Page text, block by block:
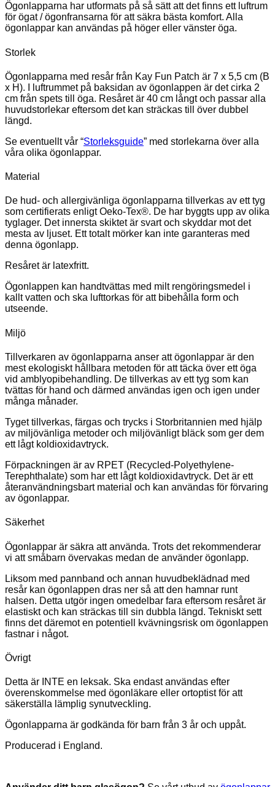
Ögonlapparna har utformats på så sätt att det finns ett luftrum
för ögat / ögonfransarna för att säkra bästa komfort. Alla
ögonlappar kan användas på höger eller vänster öga.
Storlek
Ögonlapparna med resår från Kay Fun Patch är 7 x 5,5 cm (B
x H). I luftrummet på baksidan av ögonlappen är det cirka 2
cm från spets till öga. Resåret är 40 cm långt och passar alla
huvudstorlekar eftersom det kan sträckas till över dubbel
längd.
Se eventuellt vår “Storleksguide” med storlekarna över alla
våra olika ögonlappar.
Material
De hud- och allergivänliga ögonlapparna tillverkas av ett tyg
som certifierats enligt Oeko-Tex®. De har byggts upp av olika
tyglager. Det innersta skiktet är svart och skyddar mot det
mesta av ljuset. Ett totalt mörker kan inte garanteras med
denna ögonlapp.
Resåret är latexfritt.
Ögonlappen kan handtvättas med milt rengöringsmedel i
kallt vatten och ska lufttorkas för att bibehålla form och
utseende.
Miljö
Tillverkaren av ögonlapparna anser att ögonlappar är den
mest ekologiskt hållbara metoden för att täcka över ett öga
vid amblyopibehandling. De tillverkas av ett tyg som kan
tvättas för hand och därmed användas igen och igen under
många månader.
Tyget tillverkas, färgas och trycks i Storbritannien med hjälp
av miljövänliga metoder och miljövänligt bläck som ger dem
ett lågt koldioxidavtryck.
Förpackningen är av RPET (Recycled-Polyethylene-
Terephthalate) som har ett lågt koldioxidavtryck. Det är ett
återanvändningsbart material och kan användas för förvaring
av ögonlappar.
Säkerhet
Ögonlappar är säkra att använda. Trots det rekommenderar
vi att småbarn övervakas medan de använder ögonlapp.
Liksom med pannband och annan huvudbeklädnad med
resår kan ögonlappen dras ner så att den hamnar runt
halsen. Detta utgör ingen omedelbar fara eftersom resåret är
elastiskt och kan sträckas till sin dubbla längd. Tekniskt sett
finns det däremot en potentiell kvävningsrisk om ögonlappen
fastnar i något.
Övrigt
Detta är INTE en leksak. Ska endast användas efter
överenskommelse med ögonläkare eller ortoptist för att
säkerställa lämplig synutveckling.
Ögonlapparna är godkända för barn från 3 år och uppåt.
Producerad i England.